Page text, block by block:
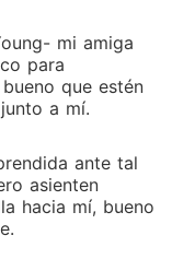
mi amiga
para
que estén
a mí.
ante tal
asienten
hacia mí, bueno